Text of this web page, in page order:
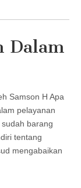
Dalam
Samson H Apa
pelayanan
barang
tentang
mengabaikan